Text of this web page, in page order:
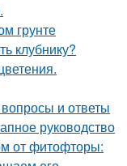
грунте
клубнику?
и ответы
руководство
от фитофторы: